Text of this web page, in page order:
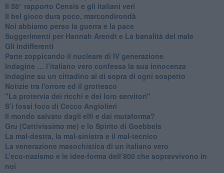
​Il 58° rapporto Censis e gli italiani veri
​Il bel gioco dura poco, marcondirondà
Noi abbiamo perso la guerra e la pace
Suggerimenti per Hannah Arendt e La banalità del male
​Gli indifferenti
Parte zoppicando il nucleare di IV generazione
​Indagine … l’italiano vero confessa la sua innocenza
Indagine su un cittadino al di sopra di ogni sospetto
Notizie tra l'orrore ed il grottesco
"La protervia dei ricchi e dei loro servitori"
S’i fossi foco di Cecco Angiolieri
​Il mondo salvato dagli elfi e dai mutaforma?
Gru (Cattivissimo me) e lo Spirito di Goebbels
​La mal-destra, la mal-sinistra e il mal-tecnico
​La venerazione masochistica di un italiano vero
​L’eco-nazismo e le idee-forma dell’800 che sopravvivono in
noi